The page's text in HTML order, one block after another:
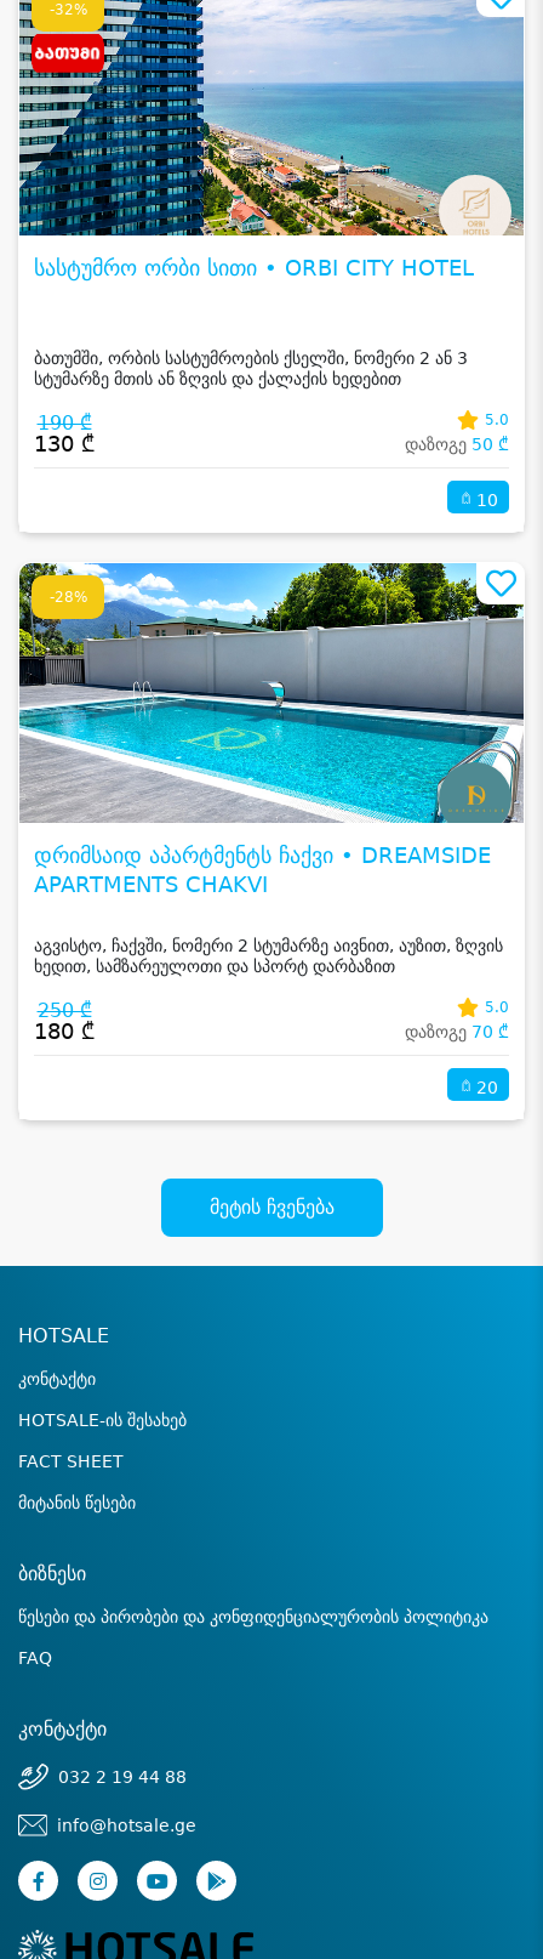
-32%
სასტუმრო ორბი სითი • ORBI CITY HOTEL
ბათუმში, ორბის სასტუმროების ქსელში, ნომერი 2 ან 3
სტუმარზე მთის ან ზღვის და ქალაქის ხედებით
190 ₾
130 ₾
5.0
დაზოგე 50 ₾
10
-28%
დრიმსაიდ აპარტმენტს ჩაქვი • DREAMSIDE
APARTMENTS CHAKVI
აგვისტო, ჩაქვში, ნომერი 2 სტუმარზე აივნით, აუზით, ზღვის
ხედით, სამზარეულოთი და სპორტ დარბაზით
250 ₾
180 ₾
5.0
დაზოგე 70 ₾
20
მეტის ჩვენება
HOTSALE
კონტაქტი
HOTSALE-ის შესახებ
FACT SHEET
მიტანის წესები
ბიზნესი
წესები და პირობები და კონფიდენციალურობის პოლიტიკა
FAQ
კონტაქტი
032 2 19 44 88
info@hotsale.ge